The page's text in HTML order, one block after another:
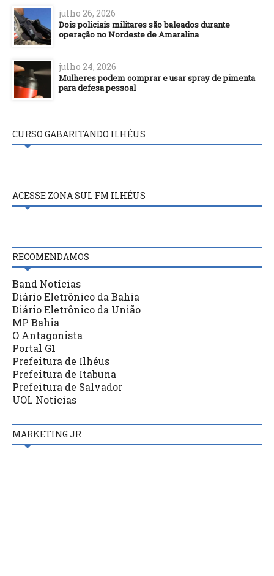
julho 26, 2026
Dois policiais militares são baleados durante
operação no Nordeste de Amaralina
julho 24, 2026
Mulheres podem comprar e usar spray de pimenta
para defesa pessoal
CURSO GABARITANDO ILHÉUS
ACESSE ZONA SUL FM ILHÉUS
RECOMENDAMOS
Band Notícias
Diário Eletrônico da Bahia
Diário Eletrônico da União
MP Bahia
O Antagonista
Portal G1
Prefeitura de Ilhéus
Prefeitura de Itabuna
Prefeitura de Salvador
UOL Notícias
MARKETING JR